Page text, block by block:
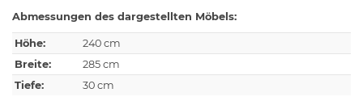
Abmessungen des dargestellten Möbels:
Höhe:
240 cm
Breite:
285 cm
Tiefe:
30 cm